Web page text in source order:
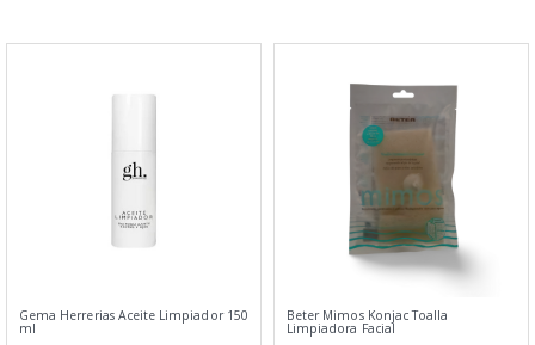
Gema Herrerias Aceite Limpiador 150
ml
Beter Mimos Konjac Toalla
Limpiadora Facial